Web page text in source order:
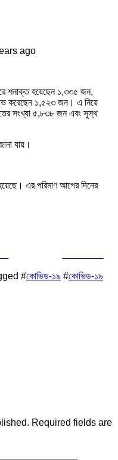
ago
শনাক্ত হয়েছেন ১,৩৩৫ জন,
করেছেন ১,৫২৩ জন। এ নিয়ে
সংখ্যা ৫,৮৩৮ জন এবং সুস্থ
যায়।
এর পরিমাণ আগের দিনের
#কোভিড-১৯ #কোভিড-১৯
Required fields are